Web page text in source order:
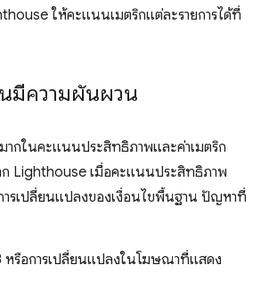
ให้คะแนนเมตริกแต่ละรายการได้ที่
มีความผันผวน
ากในคะแนนประสิทธิภาพและค่าเมตริก
ก Lighthouse เมื่อคะแนนประสิทธิภาพ
ารเปลี่ยนแปลงของเงื่อนไขพื้นฐาน ปัญหาที่
หรือการเปลี่ยนแปลงในโฆษณาที่แสดง